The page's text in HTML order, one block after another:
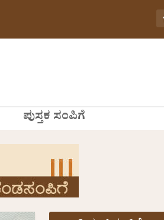
ಪುಸ್ತಕ ಸಂಪಿಗೆ